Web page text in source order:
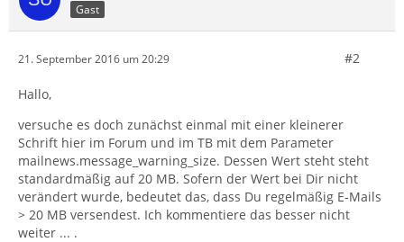
Gast
21. September 2016 um 20:29 #2
Hallo,
versuche es doch zunächst einmal mit einer kleinerer
Schrift hier im Forum und im TB mit dem Parameter
mailnews.message_warning_size. Dessen Wert steht steht
standardmäßig auf 20 MB. Sofern der Wert bei Dir nicht
verändert wurde, bedeutet das, dass Du regelmäßig E-Mails
> 20 MB versendest. Ich kommentiere das besser nicht
weiter ... .